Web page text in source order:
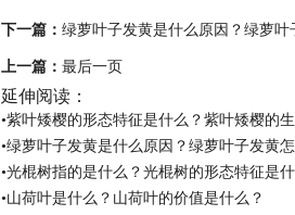
下一篇： 绿萝叶子发黄是什么原因？绿萝叶
上一篇： 最后一页
延伸阅读：
•紫叶矮樱的形态特征是什么？紫叶矮樱的
•绿萝叶子发黄是什么原因？绿萝叶子发黄
•光棍树指的是什么？光棍树的形态特征是
•山荷叶是什么？山荷叶的价值是什么？